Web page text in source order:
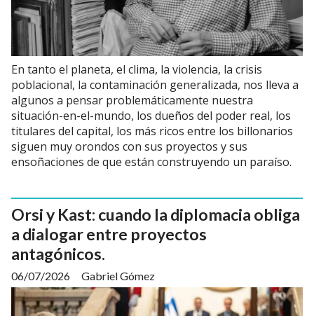
En tanto el planeta, el clima, la violencia, la crisis
poblacional, la contaminación generalizada, nos lleva a
algunos a pensar problemáticamente nuestra
situación-en-el-mundo, los dueños del poder real, los
titulares del capital, los más ricos entre los billonarios
siguen muy orondos con sus proyectos y sus
ensoñaciones de que están construyendo un paraíso.
Orsi y Kast: cuando la diplomacia obliga
a dialogar entre proyectos
antagónicos.
Gabriel Gómez
06/07/2026